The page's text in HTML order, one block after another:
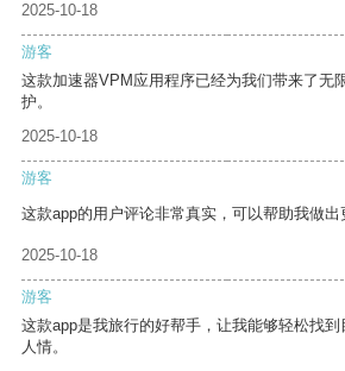
2025-10-18
游客
这款加速器VPM应用程序已经为我们带来了无
护。
2025-10-18
游客
这款app的用户评论非常真实，可以帮助我做出
2025-10-18
游客
这款app是我旅行的好帮手，让我能够轻松找
人情。